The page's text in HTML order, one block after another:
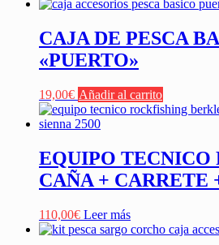
CAJA DE PESCA
«PUERTO»
19,00€ Añadir al carrito
EQUIPO TECNICO
CAÑA + CARRETE
110,00€ Leer más